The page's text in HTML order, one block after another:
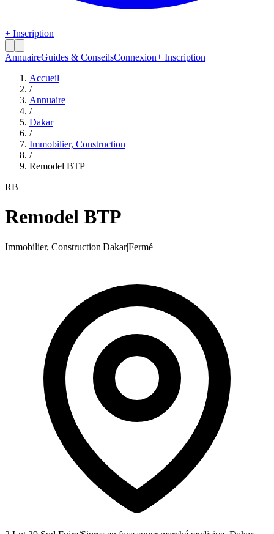
+ Inscription
AnnuaireGuides & ConseilsConnexion+ Inscription
Accueil
/
Annuaire
/
Dakar
/
Immobilier, Construction
/
Remodel BTP
RB
Remodel BTP
Immobilier, Construction|Dakar|Fermé